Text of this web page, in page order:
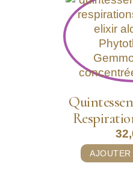
AJOUTER